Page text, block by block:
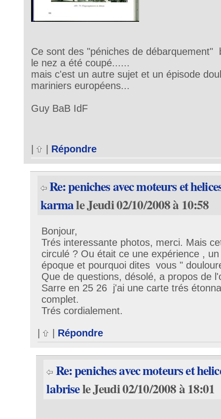
Ce sont des "péniches de débarquement"
le nez a été coupé......
mais c'est un autre sujet et un épisode
mariniers européens...
Guy BaB IdF
Répondre
Re: peniches avec moteurs et
karmale Jeudi 02/10/2008 à 10:58
Bonjour,
Trés interessante photos, merci. Mais
circulé ? Ou était ce une expérience ,
époque et pourquoi dites vous "
Que de questions, désolé, a propos de
Sarre en 25 26 j'ai une carte trés
complet.
Trés cordialement.
Répondre
Re: peniches avec moteurs et
labrisele Jeudi 02/10/2008 à 18:01